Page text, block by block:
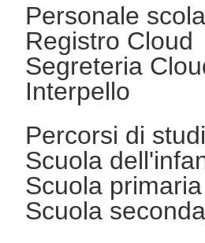
Personale
Registro Cloud
Segreteria
Interpello
Percorsi di
Scuola
Scuola primaria
Scuola